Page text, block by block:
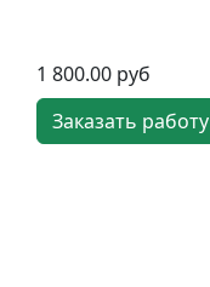
1 800.00 руб
Заказать работу